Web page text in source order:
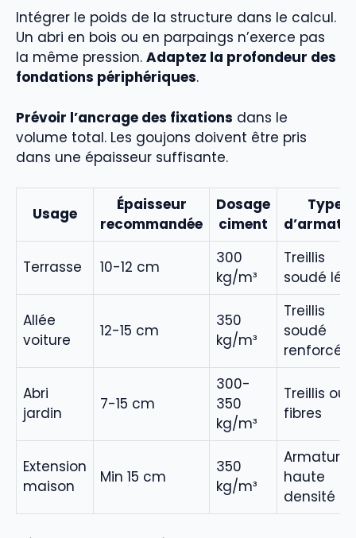
Intégrer le poids de la structure dans le calcul.
Un abri en bois ou en parpaings n’exerce pas
la même pression. Adaptez la profondeur des
fondations périphériques.
Prévoir l’ancrage des fixations dans le
volume total. Les goujons doivent être pris
dans une épaisseur suffisante.
Usage
Épaisseur
recommandée
Dosage
ciment
Type
Terrasse 10-12 cm
300
kg/m³
Treillis
soudé
Allée
voiture
12-15 cm
350
kg/m³
Treillis
soudé
renforcé
Abri
jardin
7-15 cm
300-
350
kg/m³
Treillis ou
fibres
Extension
maison
Min 15 cm
350
kg/m³
Armature
haute
densité